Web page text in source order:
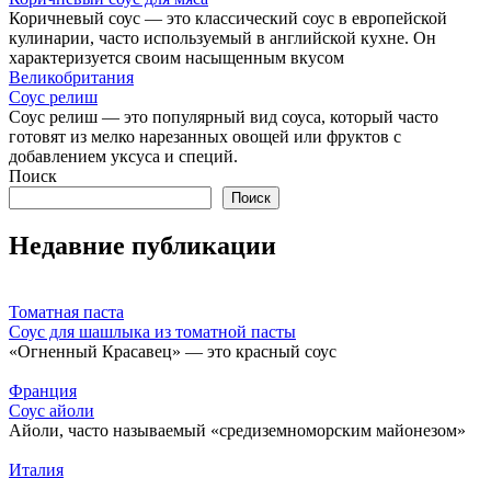
Коричневый соус — это классический соус в европейской
кулинарии, часто используемый в английской кухне. Он
характеризуется своим насыщенным вкусом
Великобритания
Соус релиш
Соус релиш — это популярный вид соуса, который часто
готовят из мелко нарезанных овощей или фруктов с
добавлением уксуса и специй.
Поиск
Поиск
Недавние публикации
Томатная паста
Соус для шашлыка из томатной пасты
«Огненный Красавец» — это красный соус
Франция
Соус айоли
Айоли, часто называемый «средиземноморским майонезом»
Италия